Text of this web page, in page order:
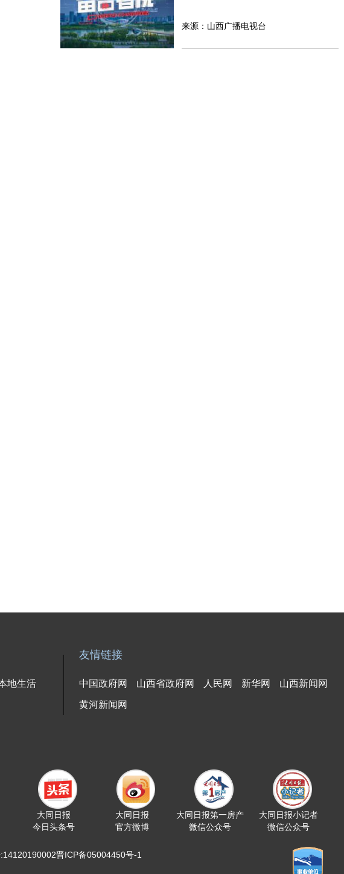
来源：山西广播电视台
地生活
友情链接
中国政府网 山西省政府网 人民网 新华网 山西新闻网
黄河新闻网
大同日报
今日头条号
大同日报
官方微博
大同日报第一房产
微信公众号
大同日报小记者
微信公众号
晋ICP备05004450号-1